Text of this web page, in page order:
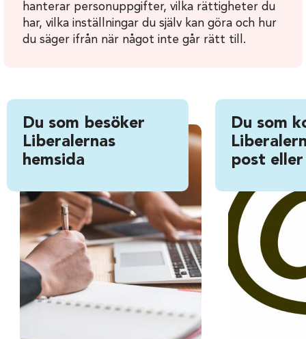
hanterar personuppgifter, vilka rättigheter du
har, vilka inställningar du själv kan göra och hur
du säger ifrån när något inte går rätt till.
Du som besöker
Liberalernas
hemsida
Du som
post